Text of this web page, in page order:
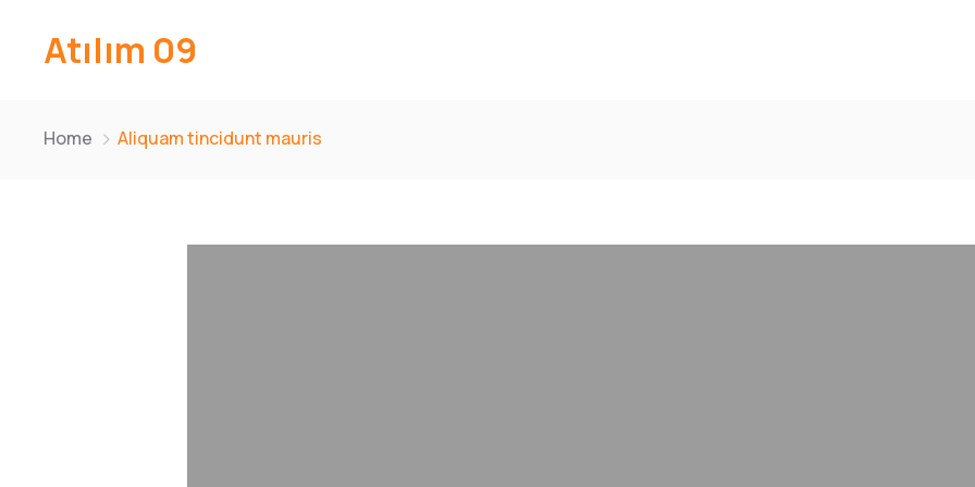
Atılım 09
Home Aliquam tincidunt mauris